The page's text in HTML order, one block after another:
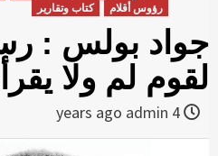
رؤوس أقلام
كتاب وتقارير
جواد بولس :
لقوم لم ولا
admin